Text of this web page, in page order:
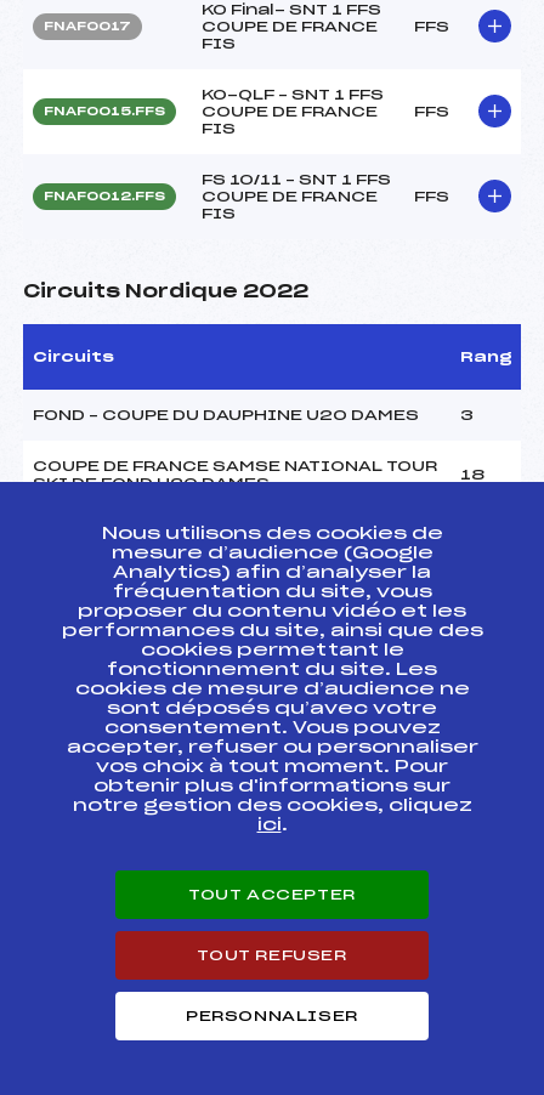
FNAF0017
KO Final- SNT 1 FFS
COUPE DE FRANCE
FIS
FFS
FNAF0015.FFS
KO-QLF – SNT 1 FFS
COUPE DE FRANCE
FIS
FFS
FNAF0012.FFS
FS 10/11 – SNT 1 FFS
COUPE DE FRANCE
FIS
FFS
Circuits Nordique 2022
Circuits Rang
FOND – COUPE DU DAUPHINE U20 DAMES 3
COUPE DE FRANCE SAMSE NATIONAL TOUR
SKI DE FOND U20 DAMES
18
Résultats Nordique 2021
Codex Course Cat.
EPREUVE COMBINEE
POURSUITE
CORRENCON
FFS
ODAF0015
EPREUVE COMBINEE
CROSS BOIS BARBU
MASS START
FFS
CHALLENGE
CHALLENGE
NATIONAL VINCENT
VITTOZ SPRINT U17
CHALLENGE
FFS
Nous utilisons des cookies de
mesure d’audience (Google
Analytics) afin d’analyser la
fréquentation du site, vous
proposer du contenu vidéo et les
performances du site, ainsi que des
cookies permettant le
fonctionnement du site. Les
cookies de mesure d’audience ne
sont déposés qu’avec votre
consentement. Vous pouvez
accepter, refuser ou personnaliser
vos choix à tout moment. Pour
obtenir plus d'informations sur
notre gestion des cookies, cliquez
ici.
TOUT ACCEPTER
TOUT REFUSER
PERSONNALISER